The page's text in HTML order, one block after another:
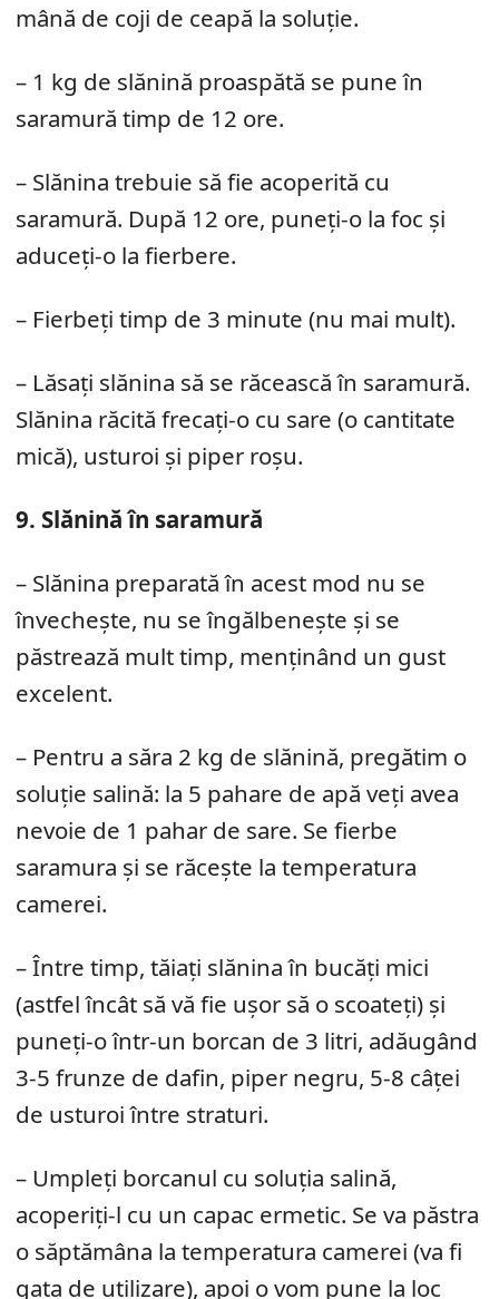
mână de coji de ceapă la soluție.
– 1 kg de slănină proaspătă se pune în
saramură timp de 12 ore.
– Slănina trebuie să fie acoperită cu
saramură. După 12 ore, puneți-o la foc și
aduceți-o la fierbere.
– Fierbeți timp de 3 minute (nu mai mult).
– Lăsați slănina să se răcească în saramură.
Slănina răcită frecați-o cu sare (o cantitate
mică), usturoi și piper roșu.
9. Slănină în saramură
– Slănina preparată în acest mod nu se
învechește, nu se îngălbenește și se
păstrează mult timp, menținând un gust
excelent.
– Pentru a săra 2 kg de slănină, pregătim o
soluție salină: la 5 pahare de apă veți avea
nevoie de 1 pahar de sare. Se fierbe
saramura și se răcește la temperatura
camerei.
– Între timp, tăiați slănina în bucăți mici
(astfel încât să vă fie ușor să o scoateți) și
puneți-o într-un borcan de 3 litri, adăugând
3-5 frunze de dafin, piper negru, 5-8 câței
de usturoi între straturi.
– Umpleți borcanul cu soluția salină,
acoperiți-l cu un capac ermetic. Se va păstra
o săptămâna la temperatura camerei (va fi
gata de utilizare), apoi o vom pune la loc